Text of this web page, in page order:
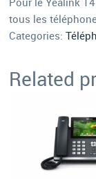
tous les
Categories:
Related